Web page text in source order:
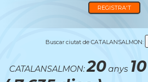
REGISTRA'T
Buscar ciutat de CATALANSALMON:
CATALANSALMON:20 anys 10